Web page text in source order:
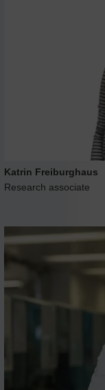
Katrin Freiburghaus
Research associate